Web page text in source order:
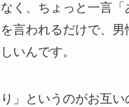
く、ちょっと一言「
言われるだけで、男
いんです。
り」というのがお互い